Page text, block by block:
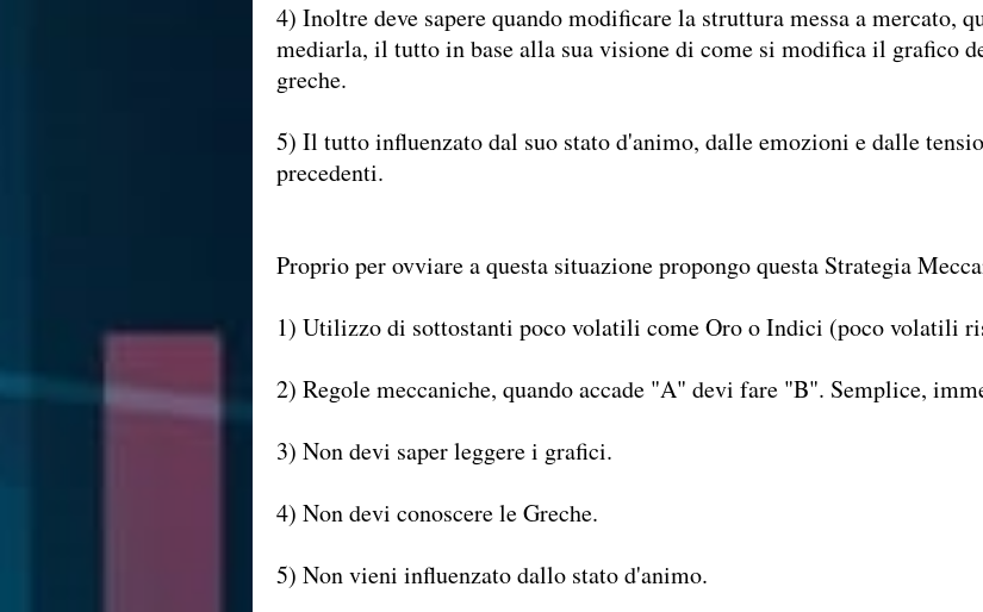
4) Inoltre deve sapere quando modificare la struttura messa a mercato,
mediarla, il tutto in base alla sua visione di come si modifica il grafico
greche.
5) Il tutto influenzato dal suo stato d'animo, dalle emozioni e dalle
precedenti.
Proprio per ovviare a questa situazione propongo questa Strategia
1) Utilizzo di sottostanti poco volatili come Oro o Indici (poco volatili
2) Regole meccaniche, quando accade "A" devi fare "B". Semplice,
3) Non devi saper leggere i grafici.
4) Non devi conoscere le Greche.
5) Non vieni influenzato dallo stato d'animo.